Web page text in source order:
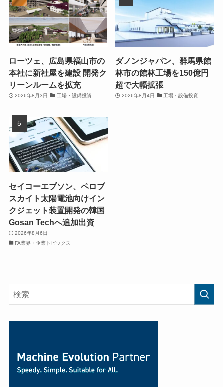
ローツェ、広島県福山市の
本社に新社屋を建設 開発ク
リーンルームを拡充
2026年8月3日 工場・設備投資
ダノンジャパン、群馬県館
林市の館林工場を150億円
超で大幅拡張
2026年8月4日 工場・設備投資
セイコーエプソン、ペロブ
スカイト太陽電池向けイン
クジェット装置開発の韓国
Gosan Techへ追加出資
2026年8月6日
FA業界・企業トピックス